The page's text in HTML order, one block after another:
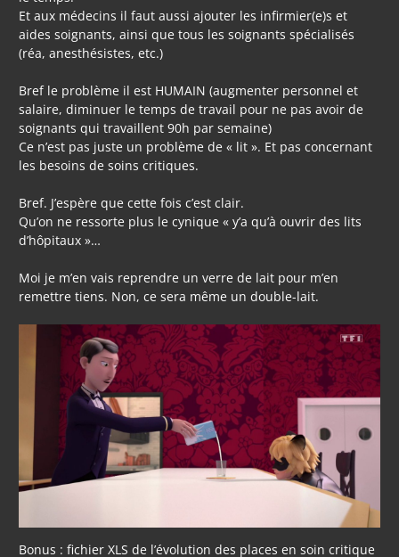
Et aux médecins il faut aussi ajouter les infirmier(e)s et
aides soignants, ainsi que tous les soignants spécialisés
(réa, anesthésistes, etc.)
Bref le problème il est HUMAIN (augmenter personnel et
salaire, diminuer le temps de travail pour ne pas avoir de
soignants qui travaillent 90h par semaine)
Ce n’est pas juste un problème de « lit ». Et pas concernant
les besoins de soins critiques.
Bref. J’espère que cette fois c’est clair.
Qu’on ne ressorte plus le cynique « y’a qu’à ouvrir des lits
d’hôpitaux »…
Moi je m’en vais reprendre un verre de lait pour m’en
remettre tiens. Non, ce sera même un double-lait.
Bonus : fichier XLS de l’évolution des places en soin critique